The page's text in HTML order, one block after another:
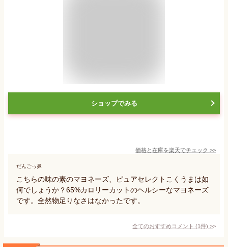
ショップでみる
価格と在庫を楽天でチェック >>
だんごっ鼻
こちらの味の素のマヨネーズ、ピュアセレクトこくうまは如
何でしょうか？65%カロリーカットのヘルシーなマヨネーズ
です。全然物足りなさはなかったです。
全てのおすすめコメント (1件) >